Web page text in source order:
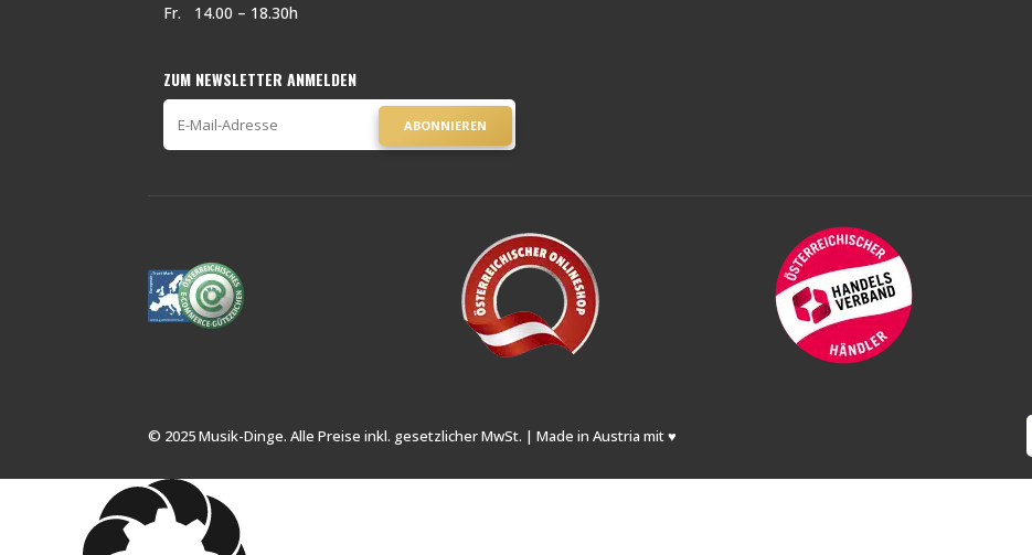
Fr. 14.00 – 18.30h
ZUM NEWSLETTER ANMELDEN
ABONNIEREN
© 2025 Musik-Dinge. Alle Preise inkl. gesetzlicher MwSt. | Made in Austria mit ♥